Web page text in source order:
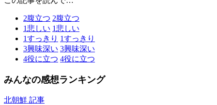
2腹立つ 2腹立つ
1悲しい 1悲しい
1すっきり 1すっきり
3興味深い 3興味深い
4役に立つ 4役に立つ
みんなの感想ランキング
北朝鮮 記事